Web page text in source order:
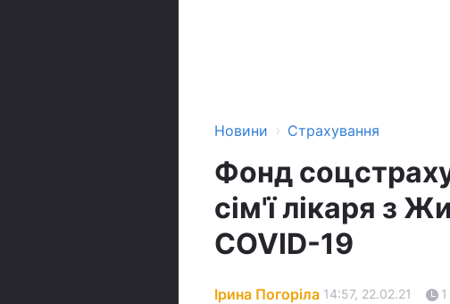
Новини › Страхування
Фонд
сім'ї лікаря з
COVID-19
Ірина Погоріла 14:57, 22.02.21